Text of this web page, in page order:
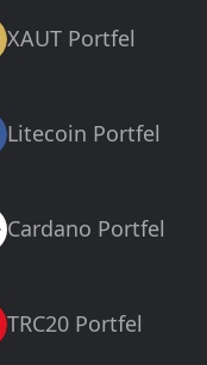
XAUT Portfel
Litecoin Portfel
Cardano Portfel
TRC20 Portfel